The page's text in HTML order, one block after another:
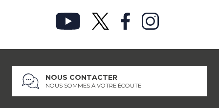
NOUS CONTACTER
NOUS SOMMES À VOTRE ÉCOUTE